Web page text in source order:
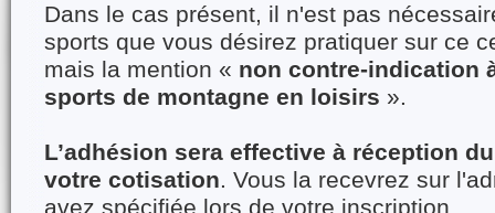
Dans le cas présent, il n'est pas
sports que vous désirez pratiquer sur ce
mais la mention « non contre-indication
sports de montagne en loisirs ».
L’adhésion sera effective à réception
votre cotisation. Vous la recevrez sur
avez spécifiée lors de votre inscription.